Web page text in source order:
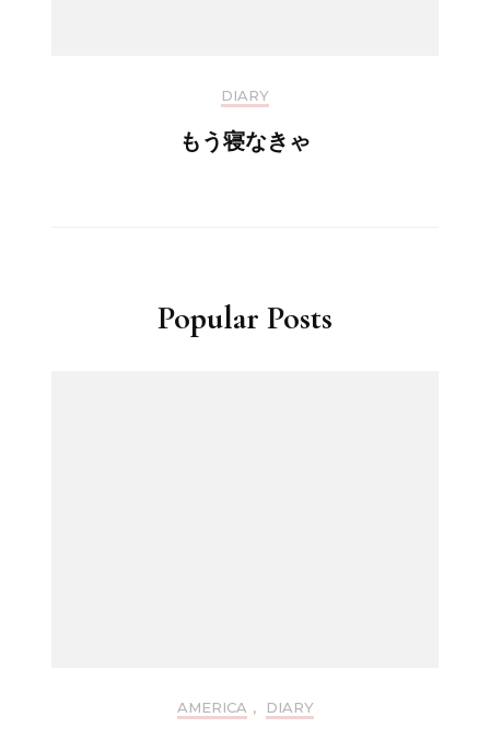
DIARY
もう寝なきゃ
Popular Posts
AMERICA , DIARY